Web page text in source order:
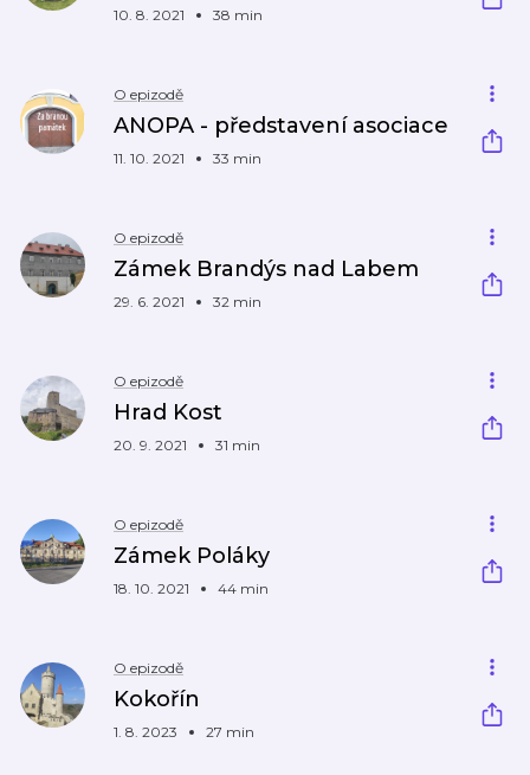
10. 8. 2021 38 min
O epizodě
ANOPA - představení asociace
11. 10. 2021 33 min
O epizodě
Zámek Brandýs nad Labem
29. 6. 2021 32 min
O epizodě
Hrad Kost
20. 9. 2021 31 min
O epizodě
Zámek Poláky
18. 10. 2021 44 min
O epizodě
Kokořín
1. 8. 2023 27 min